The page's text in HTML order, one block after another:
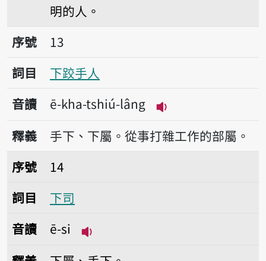
明的人。
序號13下跤手人
序號
13
詞目
下跤手人
音讀
ē-kha-tshiú-lâng
播放音讀ē-kha-
釋義
手下、下屬。從事打雜工作的部屬。
序號14下司
序號
14
詞目
下司
音讀
ē-si